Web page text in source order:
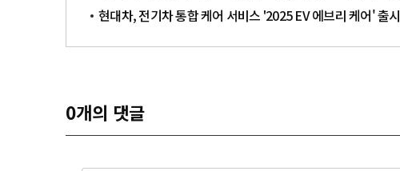
현대차, 전기차 통합 케어 서비스 '2025 EV 에브리 케어' 출시
0개의 댓글